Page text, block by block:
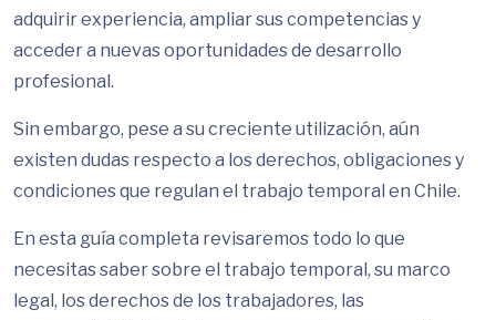
adquirir experiencia, ampliar sus competencias y
acceder a nuevas oportunidades de desarrollo
profesional.
Sin embargo, pese a su creciente utilización, aún
existen dudas respecto a los derechos, obligaciones y
condiciones que regulan el trabajo temporal en Chile.
En esta guía completa revisaremos todo lo que
necesitas saber sobre el trabajo temporal, su marco
legal, los derechos de los trabajadores, las